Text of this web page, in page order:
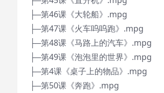
├─第46课《大轮船》.mpg
├─第47课《火车呜呜跑》.mpg
├─第48课《马路上的汽车》.mpg
├─第49课《泡泡里的世界》.mpg
├─第4课《桌子上的物品》.mpg
├─第50课《奔跑》.mpg